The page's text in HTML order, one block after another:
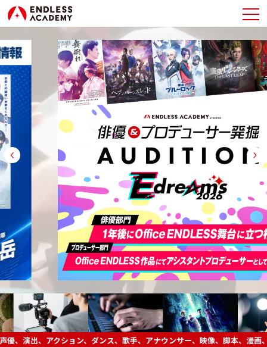
最新情報
教育方針
学校案内
オープンキャンパス
パンフレット
ダウンロード
入学案内